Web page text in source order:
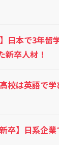
日本で3年留
新卒人材！
校は英語で学
卒】日系企業